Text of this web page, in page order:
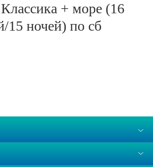
+ море (16
15 ночей) по сб